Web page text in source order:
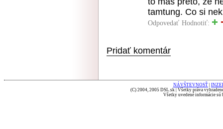
tamtung. Co si
Odpovedať Hodnotiť:
Pridať komentár
NÁVŠTEVNOSŤ
(C) 2004, 2005 DSL.sk | Všetky práva
Všetky uvedené informácie sú